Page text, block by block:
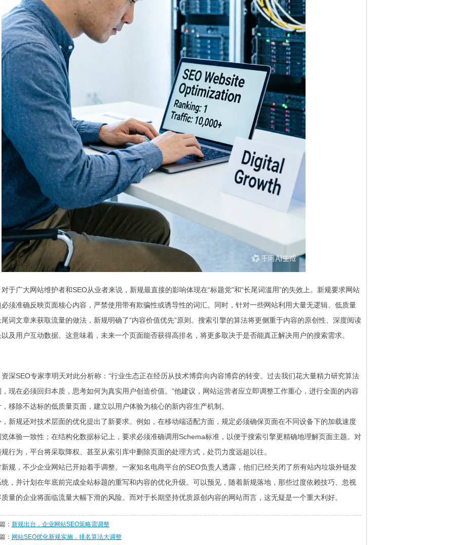
对于广大网站维护者和SEO从业者来说，新规最直接的影响体现在“标题党”和“长尾词滥用”的失效上。新规要求网站
必须准确反映页面核心内容，严禁使用带有欺骗性或诱导性的词汇。同时，针对一些网站利用大量无逻辑、低质量
词文章来获取流量的做法，新规明确了“内容价值优先”原则。搜索引擎的算法将更侧重于内容的原创性、深度阅读
及用户互动数据。这意味着，未来一个页面能否获得高排名，将更多取决于是否能真正解决用户的搜索需求。
资深SEO专家李明天对此分析称：“行业生态正在经历从技术博弈向内容博弈的转变。过去我们花大量精力研究算法
现在必须回归本质，思考如何为真实用户创造价值。”他建议，网站运营者应立即调整工作重心，进行全面的内容
移除不达标的低质量页面，建立以用户体验为核心的新内容生产机制。
，新规还对技术层面的优化提出了新要求。例如，在移动端适配方面，规定必须确保页面在不同设备下的加载速度
览体验一致性；在结构化数据标记上，要求必须准确调用Schema标准，以便于搜索引擎更精确地理解页面主题。对
行为，平台将采取降权、甚至从索引库中删除页面的处理方式，处罚力度远超以往。
新规，不少企业网站已开始着手调整。一家知名电商平台的SEO负责人透露，他们已经关闭了所有站内垃圾外链发
统，并计划在年底前完成全站标题的重写和内容的优化升级。可以预见，随着新规落地，那些过度依赖技巧、忽视
量的企业将面临流量大幅下滑的风险。而对于长期坚持优质原创内容的网站而言，这无疑是一个重大利好。
： 新规出台，企业网站SEO策略需调整
： 网站SEO优化新规实施，排名算法大调整